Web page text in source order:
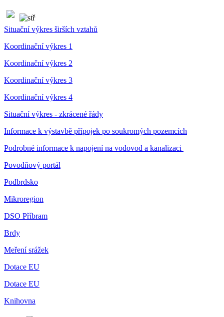
Situační výkres širších vztahů
Koordinační výkres 1
Koordinační výkres 2
Koordinační výkres 3
Koordinační výkres 4
Situační výkres - zkrácené řády
Informace k výstavbě přípojek po soukromých pozemcích
Podrobné informace k napojení na vodovod a kanalizaci
Povodňový portál
Podbrdsko
Mikroregion
DSO Příbram
Brdy
Meření srážek
Dotace EU
Dotace EU
Knihovna